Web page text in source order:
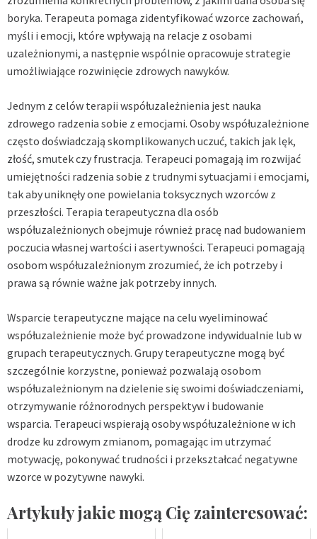
boryka. Terapeuta pomaga zidentyfikować wzorce zachowań,
myśli i emocji, które wpływają na relacje z osobami
uzależnionymi, a następnie wspólnie opracowuje strategie
umożliwiające rozwinięcie zdrowych nawyków.
Jednym z celów terapii współuzależnienia jest nauka
zdrowego radzenia sobie z emocjami. Osoby współuzależnione
często doświadczają skomplikowanych uczuć, takich jak lęk,
złość, smutek czy frustracja. Terapeuci pomagają im rozwijać
umiejętności radzenia sobie z trudnymi sytuacjami i emocjami,
tak aby uniknęły one powielania toksycznych wzorców z
przeszłości. Terapia terapeutyczna dla osób
współuzależnionych obejmuje również pracę nad budowaniem
poczucia własnej wartości i asertywności. Terapeuci pomagają
osobom współuzależnionym zrozumieć, że ich potrzeby i
prawa są równie ważne jak potrzeby innych.
Wsparcie terapeutyczne mające na celu wyeliminować
współuzależnienie może być prowadzone indywidualnie lub w
grupach terapeutycznych. Grupy terapeutyczne mogą być
szczególnie korzystne, ponieważ pozwalają osobom
współuzależnionym na dzielenie się swoimi doświadczeniami,
otrzymywanie różnorodnych perspektyw i budowanie
wsparcia. Terapeuci wspierają osoby współuzależnione w ich
drodze ku zdrowym zmianom, pomagając im utrzymać
motywację, pokonywać trudności i przekształcać negatywne
wzorce w pozytywne nawyki.
Artykuły jakie mogą Cię zainteresować: